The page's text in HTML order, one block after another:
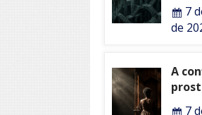
7
de
A
7